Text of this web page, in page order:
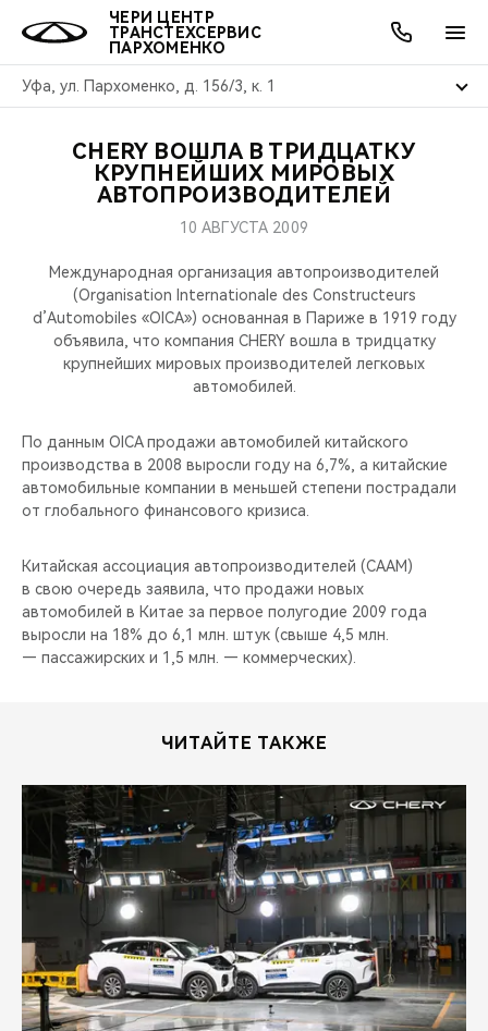
ЧЕРИ ЦЕНТР
ТРАНСТЕХСЕРВИС
ПАРХОМЕНКО
Уфа, ул. Пархоменко, д. 156/3, к. 1
МОДЕЛИ
КРОССОВЕРЫ
СЕДАНЫ
ПОКУПАТЕЛЯМ
КРЕДИТ И СТРАХОВАНИЕ
ВЛАДЕЛЬЦАМ
ЗАПЧАСТИ И АКСЕССУАРЫ
ПОДДЕРЖКА
МИР CHERY
О БРЕНДЕ
CHERY В СОЦСЕТЯХ
БЛАГОТВОРИТЕЛЬНОСТЬ
CHERY REMOTE
НАШИ МЕРОПРИЯТИЯ
ВИДЕООБЗОРЫ
АКЦИИ
ОНЛАЙН СЕРВИСЫ
КРЕДИТ
О КОМПАНИИ
МЫ В СОЦСЕТЯХ
CHERY ВОШЛА В ТРИДЦАТКУ
КРУПНЕЙШИХ МИРОВЫХ
АВТОПРОИЗВОДИТЕЛЕЙ
10 АВГУСТА 2009
Международная организация автопроизводителей
(Organisation Internationale des Constructeurs
d’Automobiles «OICA») основанная в Париже в 1919 году
объявила, что компания CHERY вошла в тридцатку
крупнейших мировых производителей легковых
автомобилей.
По данным OICA продажи автомобилей китайского
производства в 2008 выросли году на 6,7%, а китайские
автомобильные компании в меньшей степени пострадали
от глобального финансового кризиса.
Китайская ассоциация автопроизводителей (CAAM)
в свою очередь заявила, что продажи новых
автомобилей в Китае за первое полугодие 2009 года
выросли на 18% до 6,1 млн. штук (свыше 4,5 млн.
— пассажирских и 1,5 млн. — коммерческих).
ЧИТАЙТЕ ТАКЖЕ